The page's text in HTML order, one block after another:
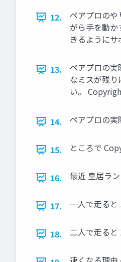
12.
ペアプロのや
がら手を動か
きるように
13.
ペアプロの実
なミスが残
い。
14. ペアプロの
15. ところで
16. 最近 皇居ラ
17. 一人で走る
18. 二人で走る